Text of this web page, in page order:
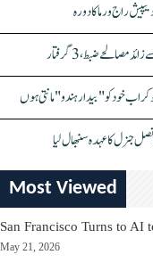
راج ورما کا دورہ
اب خود کو "بیدار ہندو" مانتی ہوں
جنرل کا عہدہ سنبھال لیا
Most Viewed
San Francisco Turns to AI
May 21, 2026